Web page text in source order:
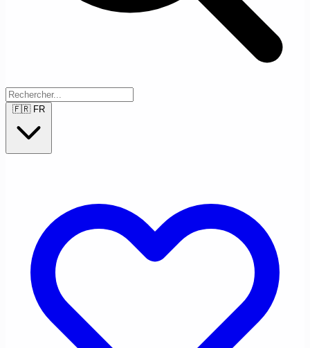
🇫🇷 FR